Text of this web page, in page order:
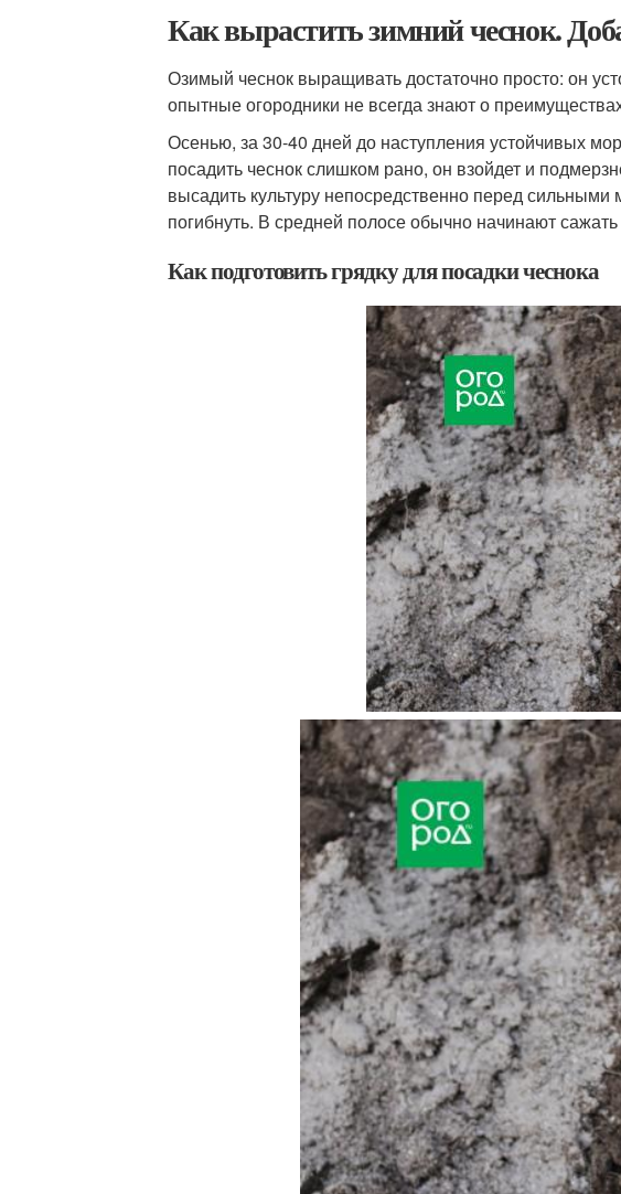
Как вырастить зимний чеснок.
Озимый чеснок выращивать достаточно просто: он
опытные огородники не всегда знают о
Осенью, за 30-40 дней до наступления устойчивых
посадить чеснок слишком рано, он взойдет и
высадить культуру непосредственно перед
погибнуть. В средней полосе обычно начинают
Как подготовить грядку для посадки чеснока